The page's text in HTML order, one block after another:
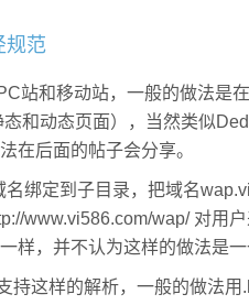
规范
和移动站，一般的做法是
和动态页面），当然类似
在后面的帖子会分享。
定到子目录，把域名
www.vi586.com/wap/ 对用
样，并不认为这样的做法是一
这样的解析，一般的做法用